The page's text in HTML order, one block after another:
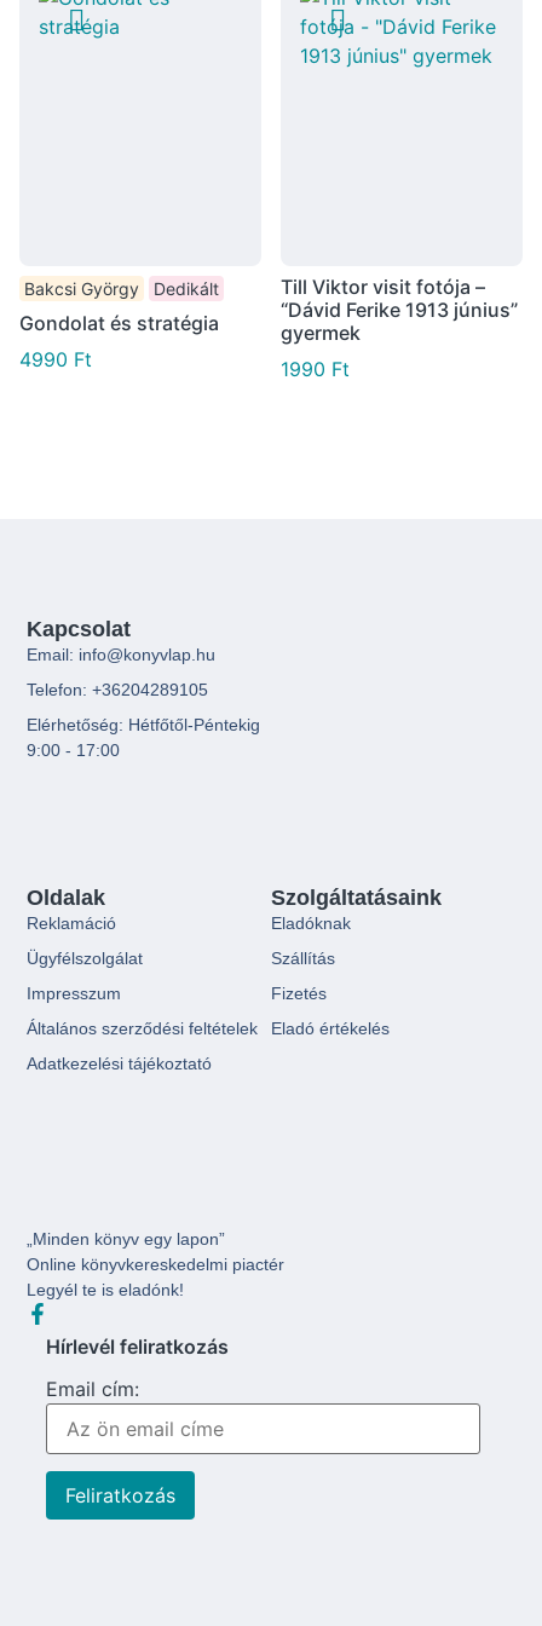
Bakcsi György Dedikált
Gondolat és stratégia
4990 Ft
Till Viktor visit fotója –
“Dávid Ferike 1913 június”
gyermek
1990 Ft
„Minden könyv egy lapon”
Online könyvkereskedelmi piactér
Legyél te is eladónk!
Hírlevél feliratkozás
Email cím:
Szolgáltatásaink
Eladóknak
Szállítás
Fizetés
Eladó értékelés
Oldalak
Reklamáció
Ügyfélszolgálat
Impresszum
Általános szerződési feltételek
Adatkezelési tájékoztató
Kapcsolat
Email: info@konyvlap.hu
Telefon: +36204289105
Elérhetőség: Hétfőtől-Péntekig
9:00 - 17:00